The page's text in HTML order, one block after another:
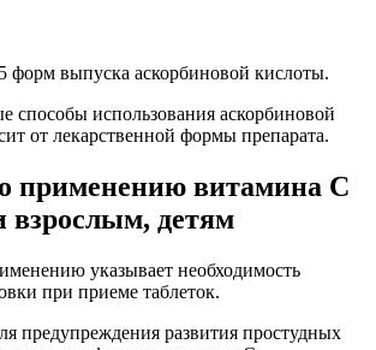
форм выпуска аскорбиновой кислоты.
способы использования аскорбиновой
от лекарственной формы препарата.
применению витамина С
взрослым, детям
указывает необходимость
при приеме таблеток.
предупреждения развития простудных